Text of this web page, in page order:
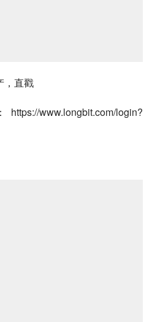
，直戳
www.longbit.com/login?